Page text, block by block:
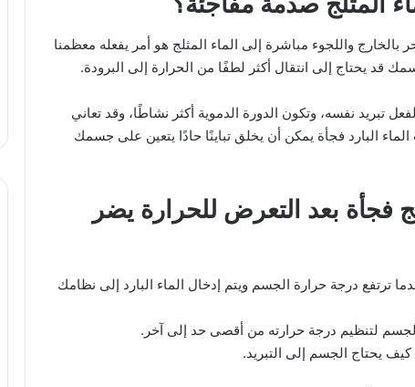
بالخارج واللجوء مباشرة إلى الماء المثلج هو أمر يفعله معظمنا
قد يحتاج إلى انتقال أكثر لطفًا من الحرارة إلى البرودة.
تبريد نفسه، وتكون الدورة الدموية أكثر نشاطًا، وقد تعاني
البارد فجأة يمكن أن يخلق تباينًا حادًا يتعين على جسمك
فجأة بعد التعرض للحرارة يضر
ترتفع درجة حرارة الجسم ويتم إدخال الماء البارد إلى نظامك
لتنظيم درجة حرارته من أقصى حد إلى آخر.
يحتاج الجسم إلى التبريد.